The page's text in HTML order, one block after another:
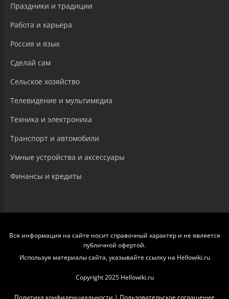
Праздники и традиции
Работа и карьера
Россия и язык
Сделай сам
Сельское хозяйство
Телевидение и мультимедиа
Техника и электроника
Транспорт и автомобили
Умные устройства и аксессуары
Финансы и кредиты
Вся информация на сайте носит справочный характер и не является
публичной офертой.
Используя материалы сайта, указывайте ссылку на Hellowiki.ru
Copyright 2025 Hellowiki.ru